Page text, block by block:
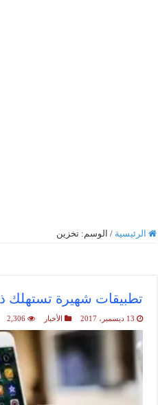
الرئيسية / الوسم: تخزين
تطبيقات شهيرة تستهلك
13 ديسمبر، 2017 الأخبار 2,306